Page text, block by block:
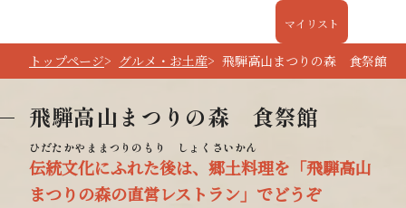
マイリスト
トップページ グルメ・お土産 飛騨高山まつりの森 食祭館
飛騨高山まつりの森 食祭館
伝統文化にふれた後は、郷土料理を「飛騨高山
まつりの森の直営レストラン」でどうぞ